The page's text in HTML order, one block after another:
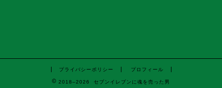
プライバシーポリシー プロフィール
2018–2026 セブンイレブンに魂を売った男